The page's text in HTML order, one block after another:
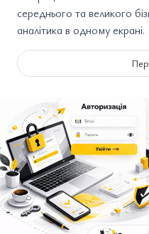
середнього та великого
аналітика в одному екрані.